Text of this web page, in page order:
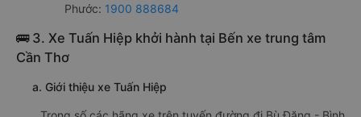
Phước: 1900 888684
🚌 3. Xe Tuấn Hiệp khởi hành tại Bến xe trung tâm
Cần Thơ
a. Giới thiệu xe Tuấn Hiệp